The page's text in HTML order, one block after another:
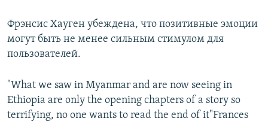
Фрэнсис Хауген убеждена, что позитивные эмоции
могут быть не менее сильным стимулом для
пользователей.
"What we saw in Myanmar and are now seeing in
Ethiopia are only the opening chapters of a story so
terrifying, no one wants to read the end of it"Frances